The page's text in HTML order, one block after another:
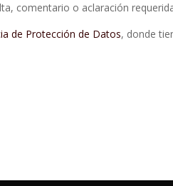
comentario o aclaración
de Protección de Datos, donde